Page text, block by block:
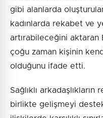
gibi alanlarda
kadınlarda rekabet ve
artırabileceğini aktaran
çoğu zaman kişinin
olduğunu ifade etti.
Sağlıklı
birlikte gelişmeyi